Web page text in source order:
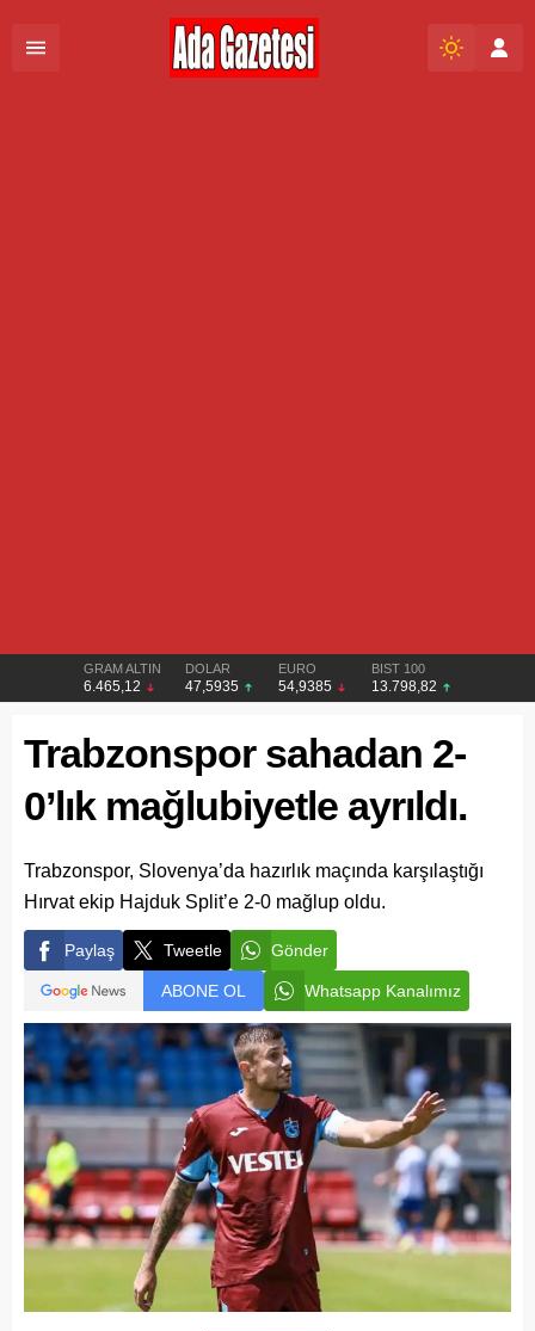
GRAM ALTIN
6.465,12
DOLAR
47,5935
EURO
54,9385
BIST 100
13.798,82
Trabzonspor sahadan 2-
0’lık mağlubiyetle ayrıldı.
Trabzonspor, Slovenya’da hazırlık maçında karşılaştığı
Hırvat ekip Hajduk Split’e 2-0 mağlup oldu.
Paylaş Tweetle Gönder
ABONE OL Whatsapp Kanalımız